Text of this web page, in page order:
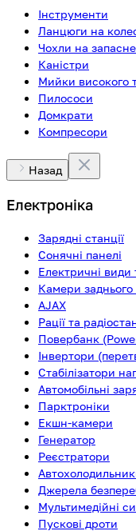
Інструменти
Ланцюги на
Чохли на
Каністри
Мийки високого
Пилососи
Домкрати
Компресори
Назад
Електроніка
Зарядні станції
Сонячні панелі
Електричні види
Камери заднього
AJAX
Рації та
Повербанк
Інвертори
Стабілізатори
Автомобільні
Парктроніки
Екшн-камери
Генератор
Реєстратори
Джерела
Мультимедійні
Пускові дроти